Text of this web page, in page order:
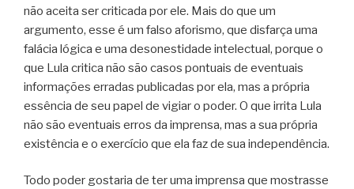
não aceita ser criticada por ele. Mais do que um
argumento, esse é um falso aforismo, que disfarça uma
falácia lógica e uma desonestidade intelectual, porque o
que Lula critica não são casos pontuais de eventuais
informações erradas publicadas por ela, mas a própria
essência de seu papel de vigiar o poder. O que irrita Lula
não são eventuais erros da imprensa, mas a sua própria
existência e o exercício que ela faz de sua independência.
Todo poder gostaria de ter uma imprensa que mostrasse